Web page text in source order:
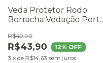
Veda Protetor Rodo
Borracha Vedação Porta
R$43,90
R$49,90
12% OFF
3 x de R$14,63 sem juros